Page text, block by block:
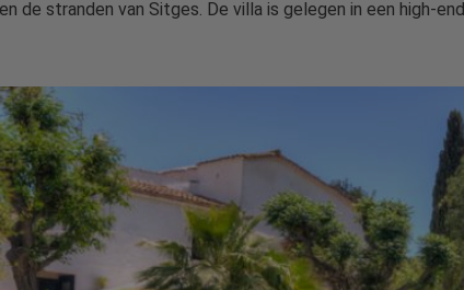
de stranden van Sitges. De villa is gelegen in een high-